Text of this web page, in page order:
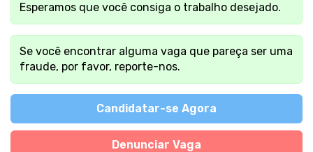
Esperamos que você consiga o trabalho desejado.
Se você encontrar alguma vaga que pareça ser uma
fraude, por favor, reporte-nos.
Candidatar-se Agora
Denunciar Vaga